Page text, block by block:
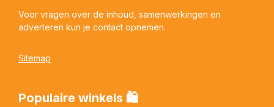
Voor vragen over de inhoud, samenwerkingen en
adverteren kun je contact opnemen.
Sitemap
Populaire winkels 🛍